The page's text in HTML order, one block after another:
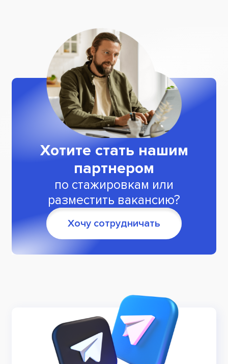
Хотите стать нашим
партнером
по стажировкам или
разместить вакансию?
Хочу сотрудничать